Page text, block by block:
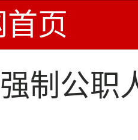
页
制公职